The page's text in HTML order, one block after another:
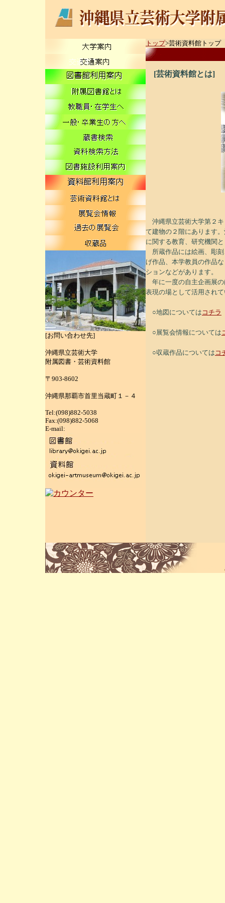
[お問い合わせ先]
沖縄県立芸術大学
附属図書・芸術資料館
〒903-8602
沖縄県那覇市首里当蔵町１－４
Tel:(098)882-5038
Fax:(098)882-5068
E-mail:
トップ>芸術資料館トップ
[芸術資料館とは]
沖縄県立芸術大学第２
て建物の２階にあります
に関する教育、研究機関
所蔵作品には絵画、彫刻
げ作品、本学教員の作品
ションなどがあります。
年に一度の自主企画展の
表現の場として活用され
○地図については コチラ
○展覧会情報については
○収蔵作品については コ